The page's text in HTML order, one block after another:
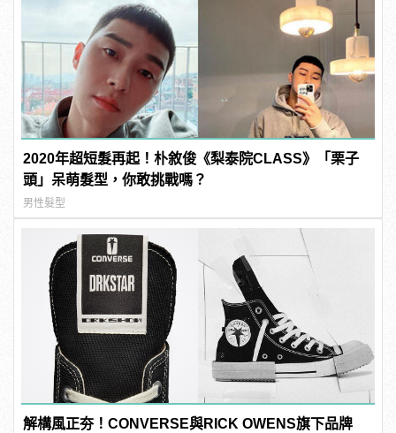
2020年超短髮再起！朴敘俊《梨泰院CLASS》「栗子
頭」呆萌髮型，你敢挑戰嗎？
男性髮型
解構風正夯！CONVERSE與RICK OWENS旗下品牌